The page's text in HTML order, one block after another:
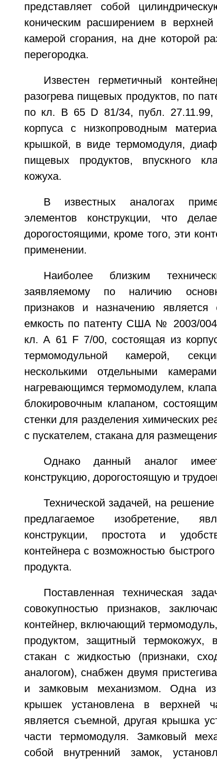
представляет собой
коническим расширением в
камерой сгорания, на дне которой
перегородка.
Известен герметичный
разогрева пищевых продуктов, по
по кл. В 65 D 81/34, публ. 27.11.99,
корпуса с низкопроводным
крышкой, в виде термомодуля,
пищевых продуктов, впускного
кожуха.
В известных аналогах
элементов конструкции, что
дорогостоящими, кроме того, эти
применении.
Наиболее близким
заявляемому по наличию
признаков и назначению является
емкость по патенту США № 2003/
кл. А 61 F 7/00, состоящая из
термомодульной камерой,
несколькими отдельными
нагревающимся термомодулем,
блокировочным клапаном,
стенки для разделения химических
с пускателем, стакана для
Однако данный аналог
конструкцию, дорогостоящую и
Технической задачей, на
предлагаемое изобретение,
конструкции, простота и
контейнера с возможностью
продукта.
Поставленная техническая
совокупностью признаков,
контейнер, включающий
продуктом, защитный термокожух,
стакан с жидкостью (признаки,
аналогом), снабжен двумя
и замковым механизмом. Одна из
крышек установлена в верхней
является съемной, другая крышка
части термомодуля. Замковый
собой внутренний замок,